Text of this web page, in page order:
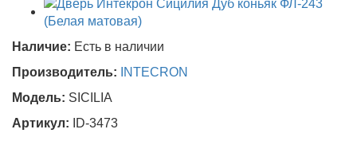
Наличие: Есть в наличии
Производитель:
INTECRON
Модель: SICILIA
Артикул: ID-3473